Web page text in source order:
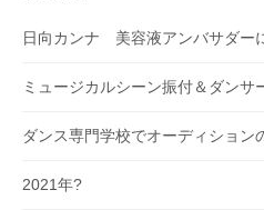
日向カンナ 美容液アンバサダー
ミュージカルシーン振付＆ダンサ
ダンス専門学校でオーディション
2021年?